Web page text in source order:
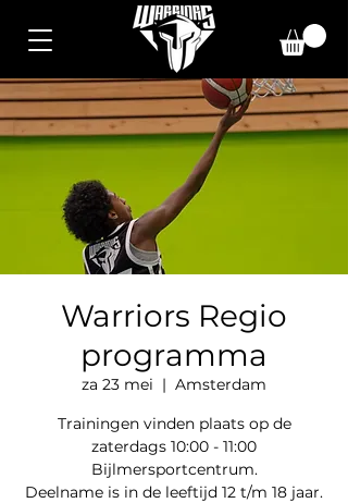
Warriors Regio
programma
za 23 mei
  |
Amsterdam
Trainingen vinden plaats op de
zaterdags 10:00 - 11:00
Bijlmersportcentrum.
Deelname is in de leeftijd 12 t/m 18 jaar.